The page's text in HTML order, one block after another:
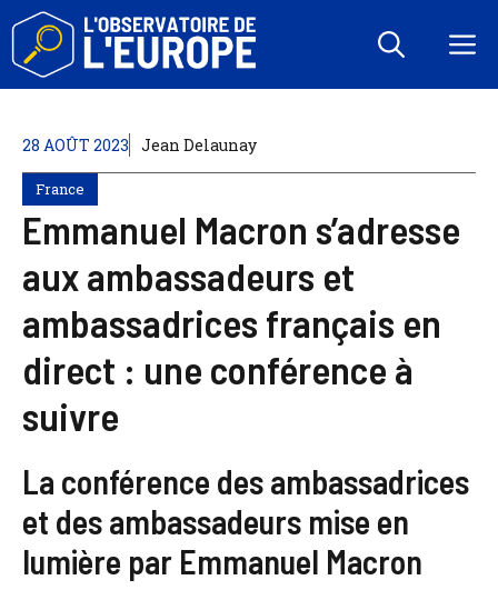
Aller
contenu
28 AOÛT 2023 Jean Delaunay
France
Emmanuel Macron s’adresse
aux ambassadeurs et
ambassadrices français en
direct : une conférence à
suivre
La conférence des ambassadrices
et des ambassadeurs mise en
lumière par Emmanuel Macron